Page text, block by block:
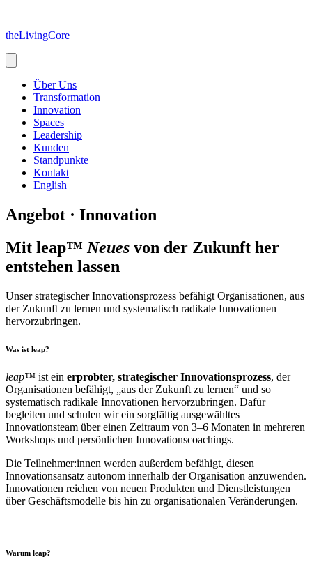
springen
theLivingCore
Über Uns
Transformation
Innovation
Spaces
Leadership
Kunden
Standpunkte
Kontakt
English
Angebot · Innovation
Mit leap™ Neues von der Zukunft her
entstehen lassen
Unser strategischer Innovationsprozess befähigt Organisationen, aus
der Zukunft zu lernen und systematisch radikale Innovationen
hervorzubringen.
Was ist leap?
leap™ ist ein erprobter, strategischer Innovationsprozess, der
Organisationen befähigt, „aus der Zukunft zu lernen“ und so
systematisch radikale Innovationen hervorzubringen. Dafür
begleiten und schulen wir ein sorgfältig ausgewähltes
Innovationsteam über einen Zeitraum von 3–6 Monaten in mehreren
Workshops und persönlichen Innovationscoachings.
Die Teilnehmer:innen werden außerdem befähigt, diesen
Innovationsansatz autonom innerhalb der Organisation anzuwenden.
Innovationen reichen von neuen Produkten und Dienstleistungen
über Geschäftsmodelle bis hin zu organisationalen Veränderungen.
Warum leap?